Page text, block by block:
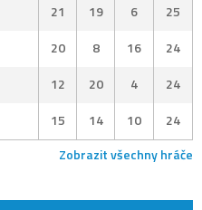
21 19 6
25
20 8 16
24
12 20 4
24
15 14 10
24
Zobrazit všechny hráče